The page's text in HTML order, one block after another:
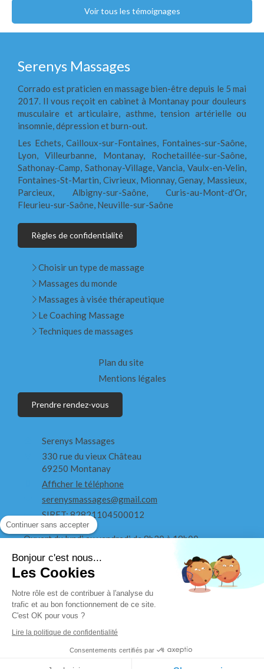
Voir tous les témoignages
Serenys Massages
Corrado est praticien en massage bien-être depuis le 5 mai
2017. Il vous reçoit en cabinet à Montanay pour douleurs
musculaire et articulaire, asthme, tension artérielle ou
insomnie, dépression et burn-out.
Les Echets, Cailloux-sur-Fontaines, Fontaines-sur-Saône,
Lyon, Villeurbanne, Montanay, Rochetaillée-sur-Saône,
Sathonay-Camp, Sathonay-Village, Vancia, Vaulx-en-Velin,
Fontaines-St-Martin, Civrieux, Mionnay, Genay, Massieux,
Parcieux, Albigny-sur-Saône, Curis-au-Mont-d'Or,
Fleurieu-sur-Saône, Neuville-sur-Saône
Règles de confidentialité
Choisir un type de massage
Massages du monde
Massages à visée thérapeutique
Le Coaching Massage
Techniques de massages
Plan du site
Mentions légales
Prendre rendez-vous
Serenys Massages
330 rue du vieux Château
69250 Montanay
Afficher le téléphone
serenysmassages@gmail.com
SIRET: 82821104500012
Ouvert du lundi au vendredi de 8h30 à 19h00
Ouvert le samedi de 8h30 à 18h
Création et référencement du site par Simplébo
Continuer sans accepter
Bonjour c'est nous...
Les Cookies
Notre rôle est de contribuer à l'analyse du
trafic et au bon fonctionnement de ce site.
C'est OK pour vous ?
Lire la politique de confidentialité
Consentements certifiés par